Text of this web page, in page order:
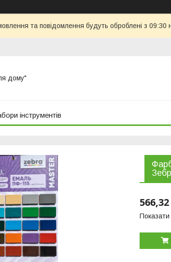
та повідомлення будуть оброблені з
дому"
інструментів
Показати